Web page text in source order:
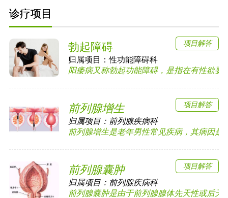
诊疗项目
勃起障碍
归属项目：性功能障碍科
阳痿病又称勃起功能障碍，是指在有性欲要
项目解答
前列腺增生
归属项目： 前列腺疾病科
前列腺增生是老年男性常见疾病，其病因是
项目解答
前列腺囊肿
归属项目： 前列腺疾病科
前列腺囊肿是由于前列腺腺体先天性或后天
项目解答